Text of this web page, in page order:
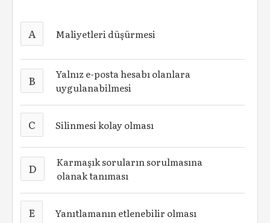
A Maliyetleri düşürmesi
B
Yalnız e-posta hesabı olanlara
uygulanabilmesi
C Silinmesi kolay olması
D
Karmaşık soruların sorulmasına
olanak tanıması
E Yanıtlamanın etlenebilir olması